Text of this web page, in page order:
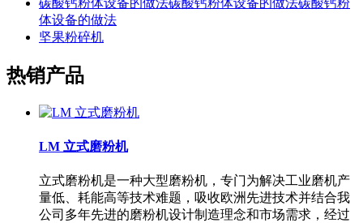
碳酸钙粉体设备的做法碳酸钙粉体设备的做法碳酸钙粉
体设备的做法
坚果粉碎机
热销产品
LM 立式磨粉机
立式磨粉机是一种大型磨粉机，专门为解决工业磨机产
量低、耗能高等技术难题，吸收欧洲先进技术并结合我
公司多年先进的磨粉机设计制造理念和市场需求，经过